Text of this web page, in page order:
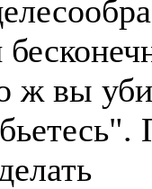
ж вы